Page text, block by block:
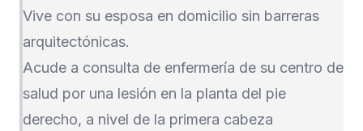
Vive con su esposa en domicilio sin barreras
arquitectónicas.
Acude a consulta de enfermería de su centro de
salud por una lesión en la planta del pie
derecho, a nivel de la primera cabeza